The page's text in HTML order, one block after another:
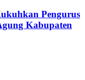
Pengurus
Kabupaten